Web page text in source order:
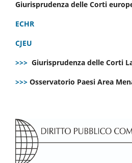
Giurisprudenza delle Corti
ECHR
CJEU
>>> Giurisprudenza delle Corti
>>> Osservatorio Paesi Area